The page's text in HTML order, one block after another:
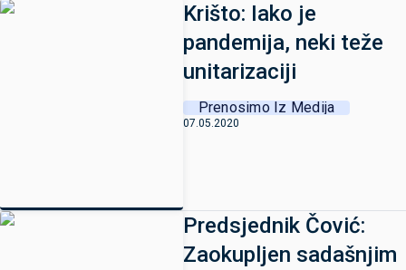
Krišto: Iako je
pandemija, neki teže
unitarizaciji
Prenosimo Iz Medija
07.05.2020
Predsjednik Čović:
Zaokupljen sadašnjim